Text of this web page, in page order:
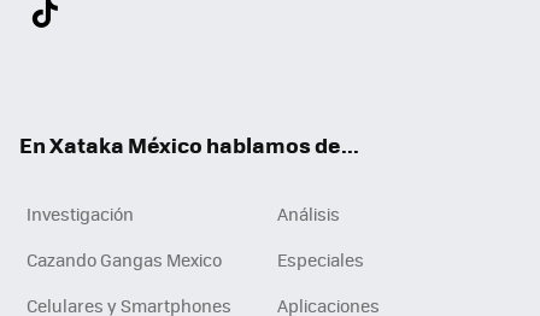
En Xataka México hablamos de...
Investigación
Análisis
Cazando Gangas Mexico
Especiales
Celulares y Smartphones
Aplicaciones